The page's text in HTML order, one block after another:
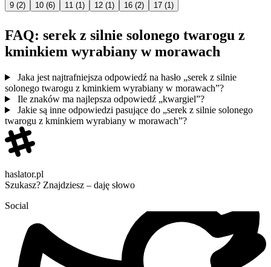
9 (2) 10 (6) 11 (1) 12 (1) 16 (2) 17 (1)
FAQ: serek z silnie solonego twarogu z
kminkiem wyrabiany w morawach
Jaka jest najtrafniejsza odpowiedź na hasło „serek z silnie
solonego twarogu z kminkiem wyrabiany w morawach”?
Ile znaków ma najlepsza odpowiedź „kwargiel”?
Jakie są inne odpowiedzi pasujące do „serek z silnie solonego
twarogu z kminkiem wyrabiany w morawach”?
haslator.pl
Szukasz? Znajdziesz – daję słowo
Social